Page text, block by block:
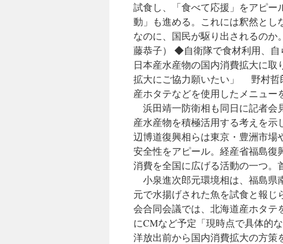
試食し、「食べて応援」をアピー
動」も進める。これには釈然と
なのに、国民が駆り出されるの
藤恭子） ◆自衛隊で食材利用、
日本産水産物の国内消費拡大に
拡大にご協力願いたい」 野村哲
産ホタテなどを使用したメニュー
浜田靖一防衛相も同日に記者会
産水産物を積極活用する考えを
辺博道復興相らは東京・豊洲市場
安全性をアピール。経産省福島
消費を全国に広げる活動の一つ。
小泉進次郎元環境相は、福島県
元で水揚げされた魚を試食と報
会合同会議では、北海道産ホタ
にCMなど予定「現時点で具体的
洋放出前から国内消費拡大の方